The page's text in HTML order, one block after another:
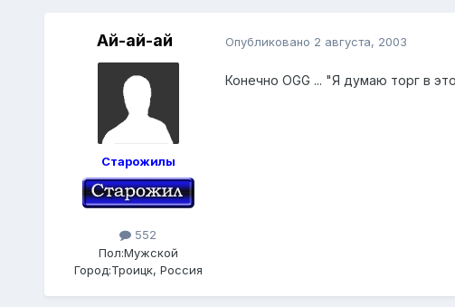
Ай-ай-ай
Старожилы
552
Пол:Мужской
Город:Троицк, Россия
Опубликовано 2 августа, 2003
Конечно OGG ... "Я думаю торг в